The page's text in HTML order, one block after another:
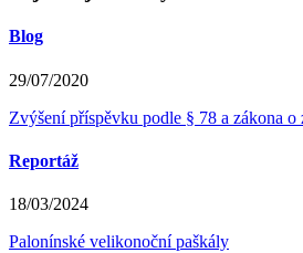
Blog
29/07/2020
Zvýšení příspěvku podle § 78 a zákona o
Reportáž
18/03/2024
Palonínské velikonoční paškály